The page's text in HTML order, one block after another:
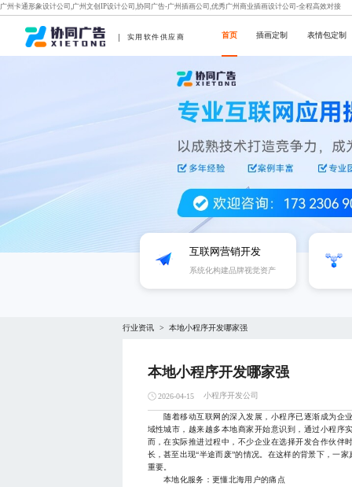
广州卡通形象设计公司,广州文创IP设计公司,协同广告-广州插画公司,优秀广州商业插画设计公司-全程高效对接
实用软件供应商 首页 插画定制 表情包定制
互联网营销开发
系统化构建品牌视觉资产
行业资讯 > 本地小程序开发哪家强
本地小程序开发哪家强
2026-04-15 小程序开发公司
随着移动互联网的深入发展，小程序已逐渐成为企
域性城市，越来越多本地商家开始意识到，通过小程序
而，在实际推进过程中，不少企业在选择开发合作伙伴
长，甚至出现“半途而废”的情况。在这样的背景下，一
重要。
本地化服务：更懂北海用户的痛点